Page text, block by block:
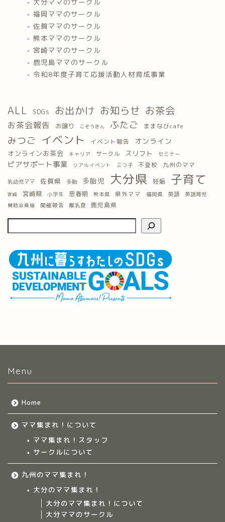
福岡ママのサークル
佐賀ママのサークル
熊本ママのサークル
宮崎ママのサークル
鹿児島ママのサークル
令和8年度子育て応援活動人材育成事業
ALL SDGs お出かけ お知らせ お茶会
お茶会報告 お譲り こぞうきん ふたご ままなびcafe
みつご イベント イベント報告 オンライン
オンラインお茶会 キャリア サークル スリフト セミナー
ピアサポート事業 リアルイベント 三つ子 不登校 九州のママ
乳幼児ママ 佐賀県 多胎 多胎児 大分県 妊娠 子育て
宮崎 宮崎県 小学生 思春期 熊本県 県外ママ 福岡県 英語 英語育児
賛助会員様 開催報告 離乳食 鹿児島県
Menu
Home
ママ集まれ！について
ママ集まれ！スタッフ
サークルについて
九州のママ集まれ！
大分のママ集まれ！
大分のママ集まれ！について
大分ママのサークル